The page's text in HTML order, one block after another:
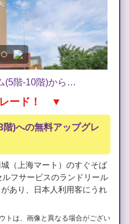
(5階-10階)から…
ード！ ▼
)への無料アップグレ
（上海マート）のすぐそば
フサービスのランドリール
あり、日本人利用客にうれ
トは、画像と異なる場合がござい